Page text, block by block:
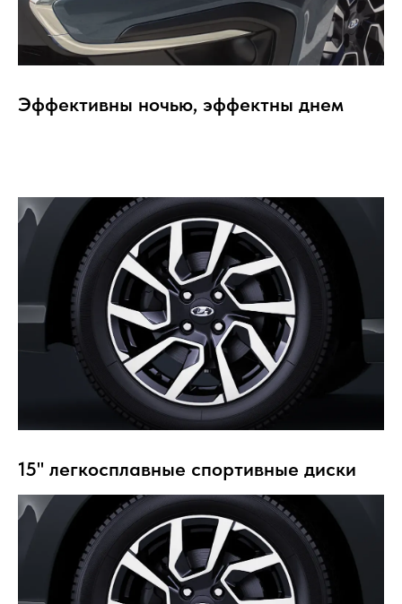
Эффективны ночью, эффектны днем
15'' легкосплавные спортивные диски